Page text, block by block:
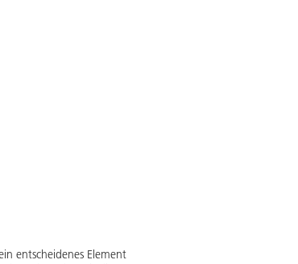
entscheidenes Element